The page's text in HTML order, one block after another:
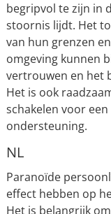
begripvol te zijn in
stoornis lijdt. Het
van hun grenzen
omgeving kunnen
vertrouwen en het
Het is ook
schakelen voor
ondersteuning.
NL
Paranoïde
effect hebben op
Het is belangrijk